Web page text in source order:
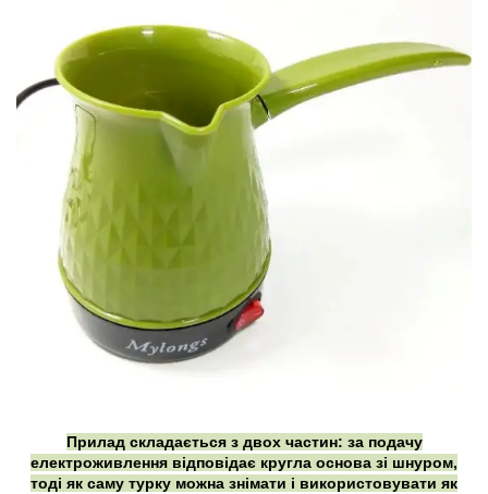
Прилад складається з двох частин: за подачу
електроживлення відповідає кругла основа зі шнуром,
тоді як саму турку можна знімати і використовувати як